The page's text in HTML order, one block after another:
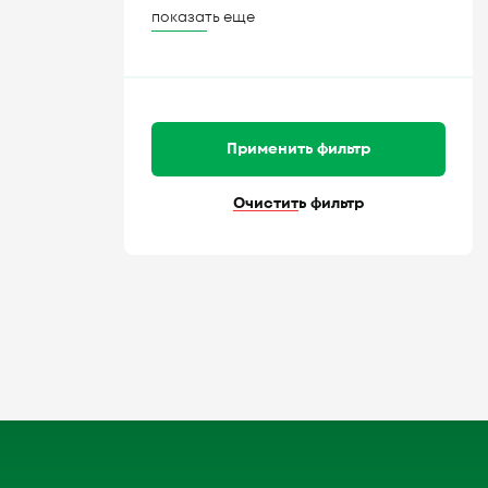
показать еще
Применить фильтр
Очистить фильтр